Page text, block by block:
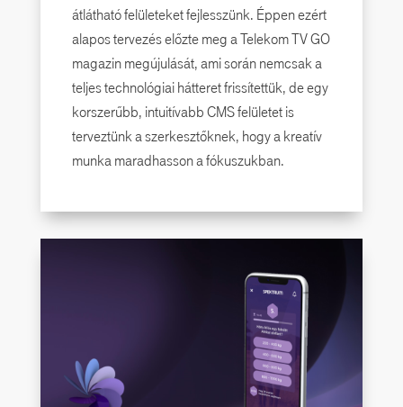
átlátható felületeket fejlesszünk. Éppen ezért
alapos tervezés előzte meg a Telekom TV GO
magazin megújulását, ami során nemcsak a
teljes technológiai hátteret frissítettük, de egy
korszerűbb, intuitívabb CMS felületet is
terveztünk a szerkesztőknek, hogy a kreatív
munka maradhasson a fókuszukban.